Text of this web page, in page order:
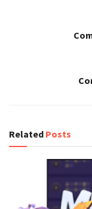
Related Posts